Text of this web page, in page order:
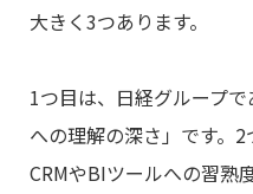
大きく3つあります。
1つ目は、日経グループ
への理解の深さ」です。
CRMやBIツールへの習熟